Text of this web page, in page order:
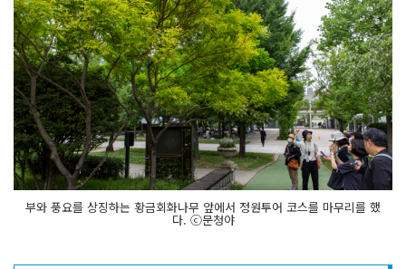
부와 풍요를 상징하는 황금회화나무 앞에서 정원투어 코스를 마무리를 했
다. ⓒ문청야